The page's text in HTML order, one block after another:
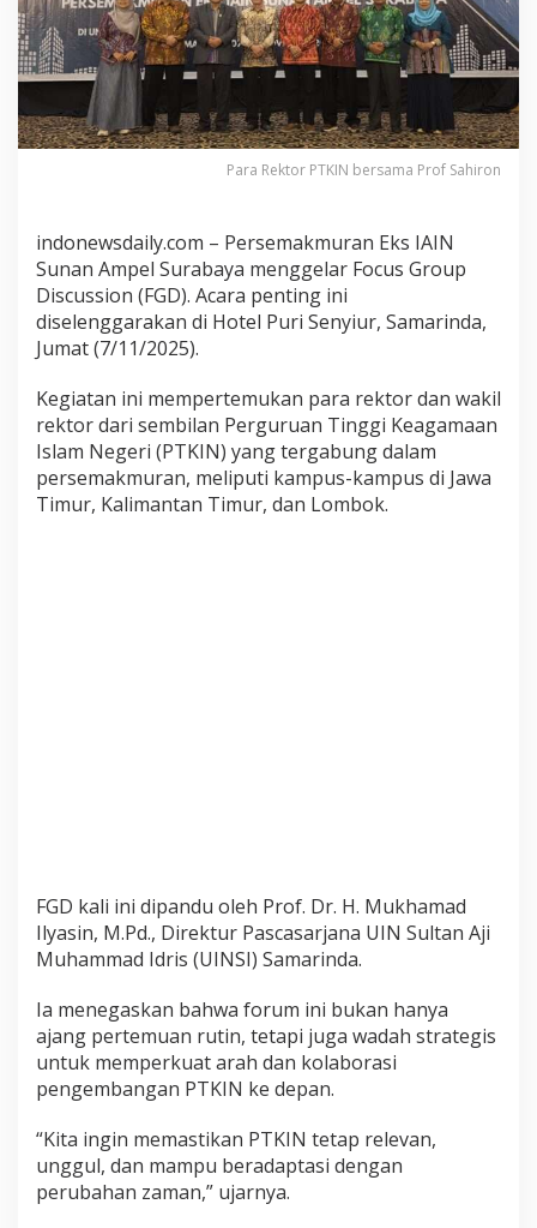
i
a
n
t
r
P
T
N
,
P
e
e
m
k
m
u
m
p
e
G
e
l
a
F
G
D
Para Rektor PTKIN bersama Prof Sahiron
indonewsdaily.com – Persemakmuran Eks IAIN
Sunan Ampel Surabaya menggelar Focus Group
Discussion (FGD). Acara penting ini
diselenggarakan di Hotel Puri Senyiur, Samarinda,
Jumat (7/11/2025).
Kegiatan ini mempertemukan para rektor dan wakil
rektor dari sembilan Perguruan Tinggi Keagamaan
Islam Negeri (PTKIN) yang tergabung dalam
persemakmuran, meliputi kampus-kampus di Jawa
Timur, Kalimantan Timur, dan Lombok.
FGD kali ini dipandu oleh Prof. Dr. H. Mukhamad
Ilyasin, M.Pd., Direktur Pascasarjana UIN Sultan Aji
Muhammad Idris (UINSI) Samarinda.
Ia menegaskan bahwa forum ini bukan hanya
ajang pertemuan rutin, tetapi juga wadah strategis
untuk memperkuat arah dan kolaborasi
pengembangan PTKIN ke depan.
“Kita ingin memastikan PTKIN tetap relevan,
unggul, dan mampu beradaptasi dengan
perubahan zaman,” ujarnya.